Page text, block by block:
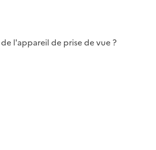
l'appareil de prise de vue ?